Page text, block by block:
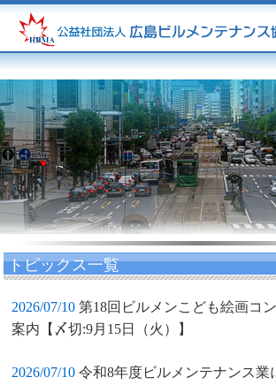
トピックス一覧
2026/07/10 第18回ビルメンこども絵画コ
案内【〆切:9月15日（火）】
2026/07/10 令和8年度ビルメンテナンス業